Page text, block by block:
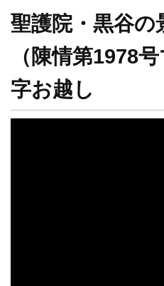
聖護院・黒谷
（陳情第1978
字お越し